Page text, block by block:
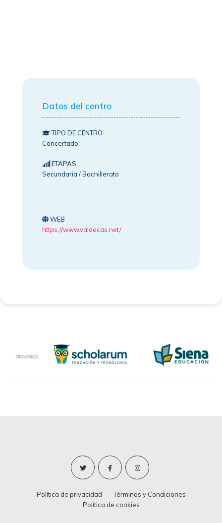
Datos del centro
TIPO DE CENTRO
Concertado
ETAPAS
Secundaria / Bachillerato
WEB
https://www.valdecas.net/
Política de privacidad
Términos y Condiciones
Política de cookies